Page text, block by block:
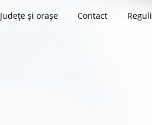
Județe și orașe Contact Reguli